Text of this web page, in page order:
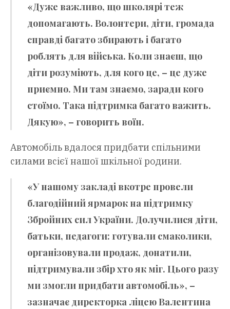
«Дуже важливо, що школярі теж
допомагають. Волонтери, діти, громада
справді багато збирають і багато
роблять для війська. Коли знаєш, що
діти розуміють, для кого це, – це дуже
приємно. Ми там знаємо, заради кого
стоїмо. Така підтримка багато важить.
Дякую», – говорить воїн.
Автомобіль вдалося придбати спільними
силами всієї нашої шкільної родини.
«У нашому закладі вкотре провели
благодійний ярмарок на підтримку
Збройних сил України. Долучилися діти,
батьки, педагоги: готували смаколики,
організовували продаж, донатили,
підтримували збір хто як міг. Цього разу
ми змогли придбати автомобіль», –
зазначає директорка ліцею Валентина